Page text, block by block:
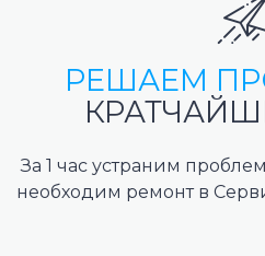
РЕШАЕМ
За 1 час устраним
необходим ремонт в